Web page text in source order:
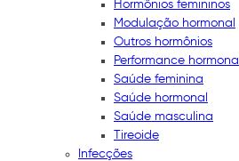
Hormônios femininos
Modulação hormonal
Outros hormônios
Performance hormonal
Saúde feminina
Saúde hormonal
Saúde masculina
Tireoide
Infecções